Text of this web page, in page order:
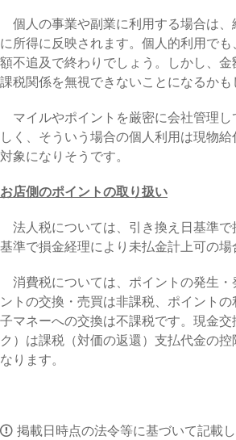
個人の事業や副業に利用する場合は、
に所得に反映されます。個人的利用で
額不追及で終わりでしょう。しかし、金
課税関係を無視できないことになるかも
マイルやポイントを厳密に会社管理し
しく、そういう場合の個人利用は現物
対象になりそうです。
お店側のポイントの取り扱い
法人税については、引き換え日基準で
基準で損金経理により未払金計上可の場
消費税については、ポイントの発生・
ントの交換・売買は非課税、ポイント
子マネーへの交換は不課税です。現金交
ク）は課税（対価の返還）支払代金の
なります。
掲載日時点の法令等に基づいて記載